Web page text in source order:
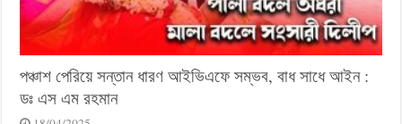
পঞ্চাশ পেরিয়ে সন্তান ধারণ আইভিএফে সম্ভব, বাধ সাধে আইন :
ডঃ এস এম রহমান